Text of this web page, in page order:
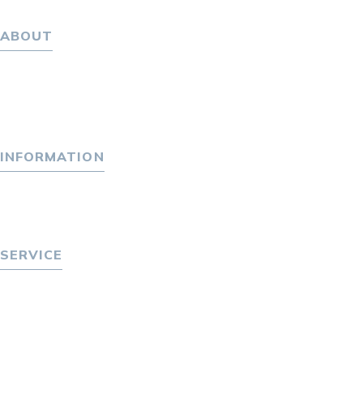
ABOUT
INFORMATION
SERVICE